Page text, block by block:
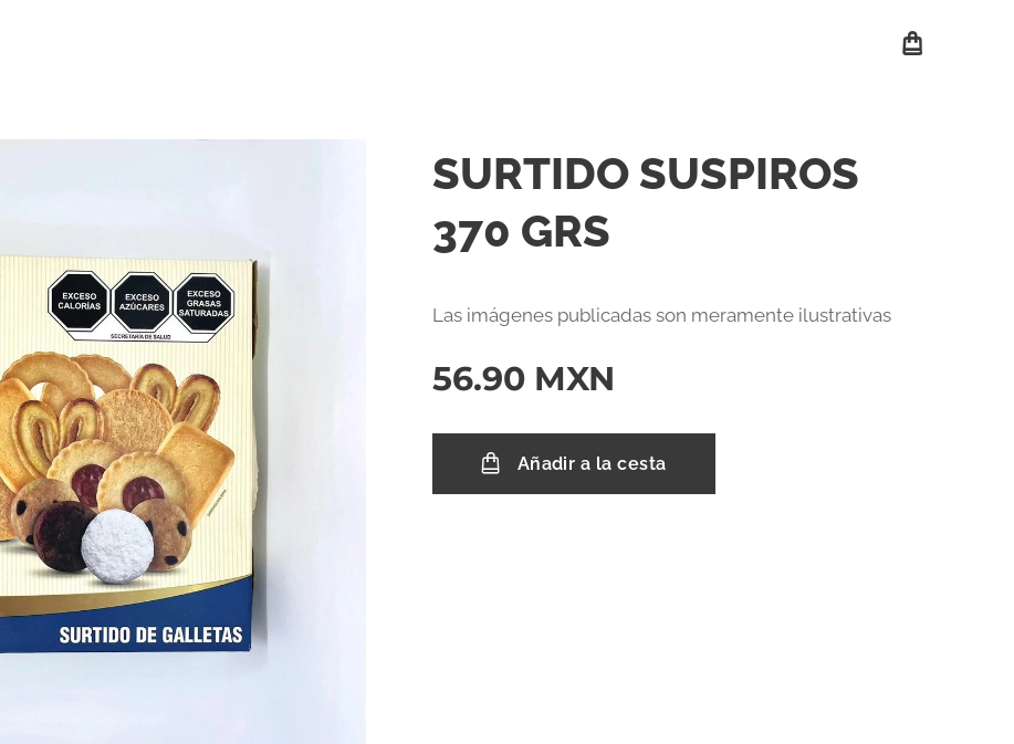
SURTIDO SUSPIROS
370 GRS
Las imágenes publicadas son meramente ilustrativas
56.90 MXN
Añadir a la cesta